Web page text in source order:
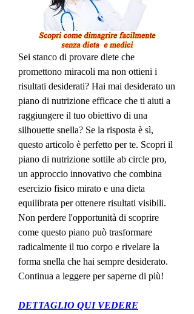
Sei stanco di provare diete che
promettono miracoli ma non ottieni i
risultati desiderati? Hai mai desiderato un
piano di nutrizione efficace che ti aiuti a
raggiungere il tuo obiettivo di una
silhouette snella? Se la risposta è sì,
questo articolo è perfetto per te. Scopri il
piano di nutrizione sottile ab circle pro,
un approccio innovativo che combina
esercizio fisico mirato e una dieta
equilibrata per ottenere risultati visibili.
Non perdere l'opportunità di scoprire
come questo piano può trasformare
radicalmente il tuo corpo e rivelare la
forma snella che hai sempre desiderato.
Continua a leggere per saperne di più!
DETTAGLIO QUI VEDERE